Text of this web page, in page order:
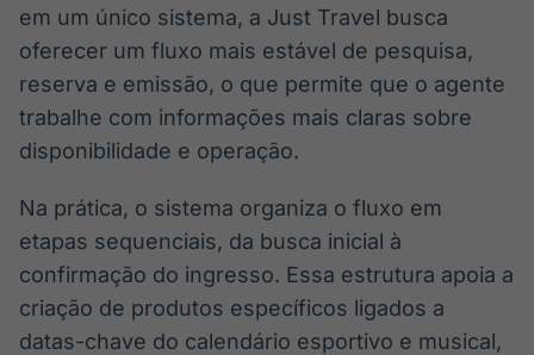
em um único sistema, a Just Travel busca
oferecer um fluxo mais estável de pesquisa,
reserva e emissão, o que permite que o agente
trabalhe com informações mais claras sobre
disponibilidade e operação.
Na prática, o sistema organiza o fluxo em
etapas sequenciais, da busca inicial à
confirmação do ingresso. Essa estrutura apoia a
criação de produtos específicos ligados a
datas-chave do calendário esportivo e musical,